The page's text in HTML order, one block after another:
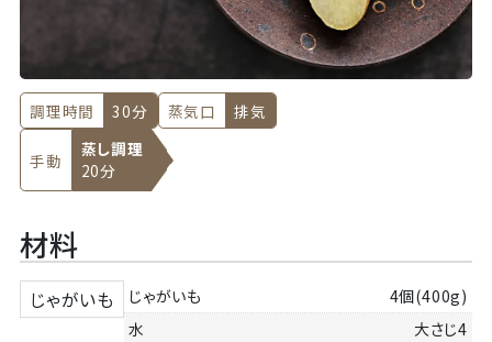
調理時間 30分 蒸気口 排気
手動
蒸し調理
20分
材料
じゃがいも じゃがいも
4個(400g)
水
大さじ4